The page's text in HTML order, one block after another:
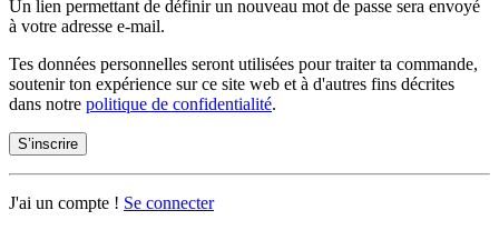
Un lien permettant de définir un nouveau mot de passe sera envoyé
à votre adresse e-mail.
Tes données personnelles seront utilisées pour traiter ta commande,
soutenir ton expérience sur ce site web et à d'autres fins décrites
dans notre politique de confidentialité.
S’inscrire
J'ai un compte ! Se connecter